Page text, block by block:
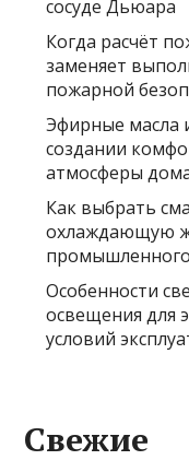
сосуде Дьюара
Когда расчёт
заменяет
пожарной
Эфирные масла
создании
атмосферы
Как выбрать
охлаждающую
Особенности
освещения для
условий
Свежие